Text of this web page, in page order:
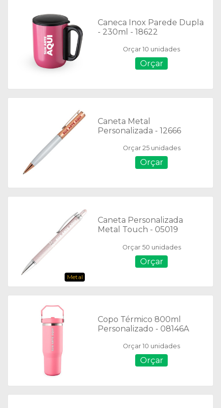
Caneca Inox Parede Dupla
- 230ml - 18622
Orçar 10 unidades
Orçar
Caneta Metal
Personalizada - 12666
Orçar 25 unidades
Orçar
Metal
Caneta Personalizada
Metal Touch - 05019
Orçar 50 unidades
Orçar
Copo Térmico 800ml
Personalizado - 08146A
Orçar 10 unidades
Orçar